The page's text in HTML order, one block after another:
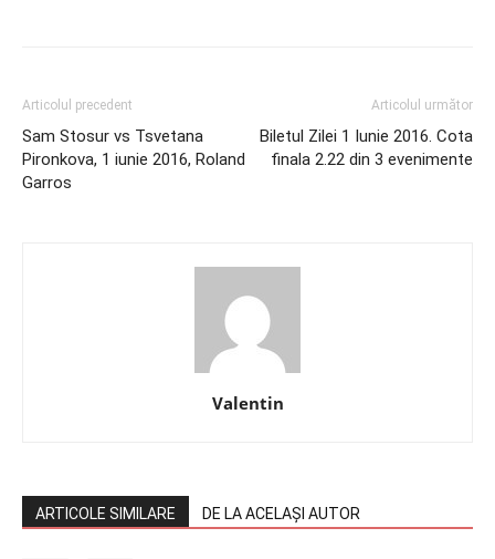
Articolul precedent
Sam Stosur vs Tsvetana
Pironkova, 1 iunie 2016, Roland
Garros
Articolul următor
Biletul Zilei 1 Iunie 2016. Cota
finala 2.22 din 3 evenimente
Valentin
ARTICOLE SIMILARE DE LA ACELAȘI AUTOR